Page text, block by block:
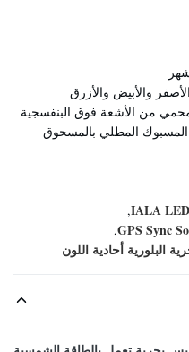
والأبيض والأزرق
من الأشعة فوق البنفسجية
المسبوك المطلي بالمسحوق
IALA
,
GPS Sync
,
البلورية أحادية اللون